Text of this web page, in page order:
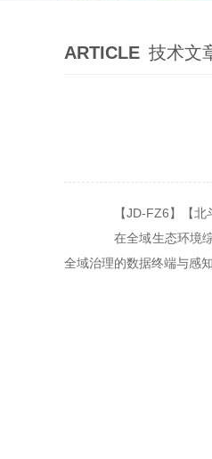
ARTICLE 技术文
【JD-FZ6】【北斗
在全域生态环境综
全域治理的数据终端与感